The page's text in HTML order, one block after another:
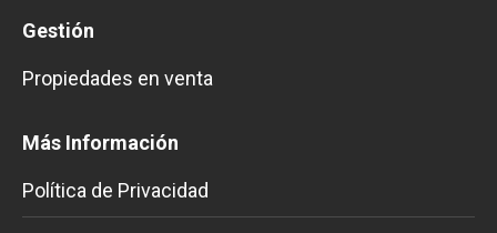
Gestión
Propiedades en venta
Más Información
Política de Privacidad